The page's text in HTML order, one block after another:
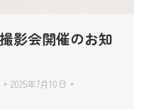
影会開催のお知
2025年7月10日